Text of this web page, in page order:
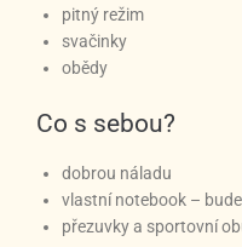
pitný režim
svačinky
obědy
Co s sebou?
dobrou náladu
vlastní notebook –
přezuvky a sportovní